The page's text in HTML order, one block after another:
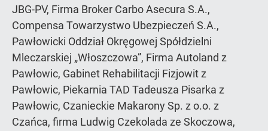
JBG-PV, Firma Broker Carbo Asecura S.A.,
Compensa Towarzystwo Ubezpieczeń S.A.,
Pawłowicki Oddział Okręgowej Spółdzielni
Mleczarskiej „Włoszczowa”, Firma Autoland z
Pawłowic, Gabinet Rehabilitacji Fizjowit z
Pawłowic, Piekarnia TAD Tadeusza Pisarka z
Pawłowic, Czanieckie Makarony Sp. z o.o. z
Czańca, firma Ludwig Czekolada ze Skoczowa,